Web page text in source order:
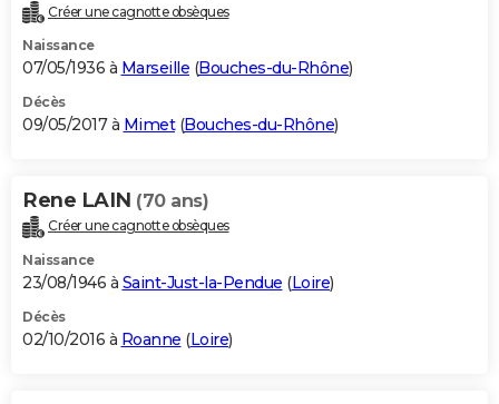
Créer une cagnotte obsèques
Naissance
07/05/1936 à Marseille (Bouches-du-Rhône)
Décès
09/05/2017 à Mimet(Bouches-du-Rhône)
Rene LAIN (70 ans)
Créer une cagnotte obsèques
Naissance
23/08/1946 à Saint-Just-la-Pendue (Loire)
Décès
02/10/2016 à Roanne (Loire)